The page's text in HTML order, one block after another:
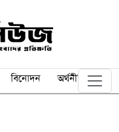
বিনোদন অর্থনীতি